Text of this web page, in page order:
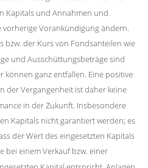
Kapitals und Annahmen und
Vorankündigung ändern.
bzw. der Kurs von Fondsanteilen wie
und Ausschüttungsbeträge sind
ganz entfallen. Eine positive
der Vergangenheit ist daher keine
in der Zukunft. Insbesondere
Kapitals nicht garantiert werden; es
der Wert des eingesetzten Kapitals
bei einem Verkauf bzw. einer